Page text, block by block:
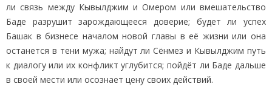
ли связь между Кывылджим и Омером или вмешательство
Баде разрушит зарождающееся доверие; будет ли успех
Башак в бизнесе началом новой главы в её жизни или она
останется в тени мужа; найдут ли Сёнмез и Кывылджим путь
к диалогу или их конфликт углубится; пойдёт ли Баде дальше
в своей мести или осознает цену своих действий.